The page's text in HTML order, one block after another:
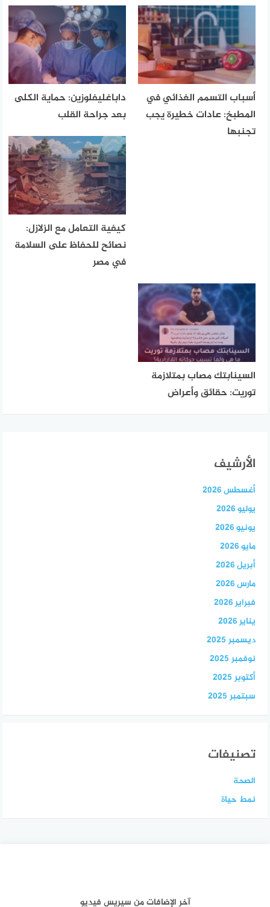
أسباب التسمم الغذائي في
المطبخ: عادات خطيرة يجب
تجنبها
داباغليفلوزين: حماية الكلى
بعد جراحة القلب
كيفية التعامل مع الزلازل:
نصائح للحفاظ على السلامة
في مصر
السينابتك مصاب بمتلازمة
توريت: حقائق وأعراض
الأرشيف
أغسطس 2026
يوليو 2026
يونيو 2026
مايو 2026
أبريل 2026
مارس 2026
فبراير 2026
يناير 2026
ديسمبر 2025
نوفمبر 2025
أكتوبر 2025
سبتمبر 2025
تصنيفات
الصحة
نمط حياة
آخر الإضافات من سيريس فيديو